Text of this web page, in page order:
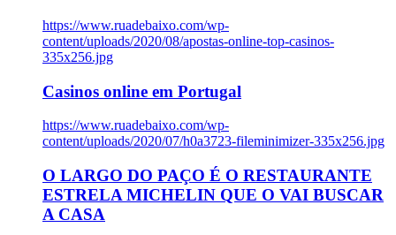
https://www.ruadebaixo.com/wp-
content/uploads/2020/08/apostas-online-top-casinos-
335x256.jpg
Casinos online em Portugal
https://www.ruadebaixo.com/wp-
content/uploads/2020/07/h0a3723-fileminimizer-335x256.jpg
O LARGO DO PAÇO É O RESTAURANTE
ESTRELA MICHELIN QUE O VAI BUSCAR
A CASA